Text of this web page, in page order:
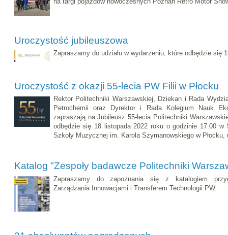
Uroczystość jubileuszowa
Zapraszamy do udziału w wydarzeniu, które odbędzie się
Uroczystość z okazji 55-lecia PW Filii w Płocku
Rektor Politechniki Warszawskiej, Dziekan i Rada
Petrochemii oraz Dyrektor i Rada Kolegium Nauk
zapraszają na Jubileusz 55-lecia Politechniki
odbędzie się 18 listopada 2022 roku o godzinie 17:00 w
Szkoły Muzycznej im. Karola Szymanowskiego w Płocku,
Katalog "Zespoły badawcze Politechniki
Zapraszamy do zapoznania się z katalogiem
Zarządzania Innowacjami i Transferem Technologii PW.